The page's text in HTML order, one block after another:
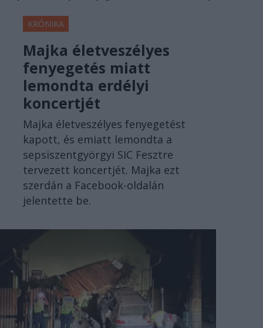
KRÓNIKA
Majka életveszélyes
fenyegetés miatt
lemondta erdélyi
koncertjét
Majka életveszélyes fenyegetést
kapott, és emiatt lemondta a
sepsiszentgyörgyi SIC Fesztre
tervezett koncertjét. Majka ezt
szerdán a Facebook-oldalán
jelentette be.